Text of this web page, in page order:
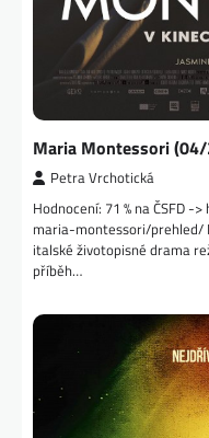
Maria Montessori
Petra Vrchotická
Hodnocení: 71 % na ČSFD
maria-montessori/prehled/
italské životopisné drama
příběh…